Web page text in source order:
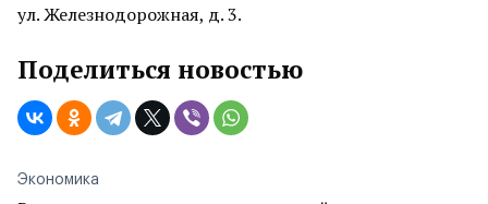
ул. Железнодорожная, д. 3.
Поделиться новостью
Экономика